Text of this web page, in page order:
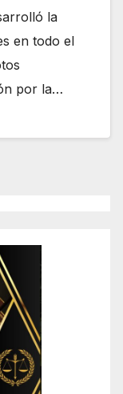
la
en todo el
por la…